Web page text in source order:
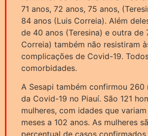
71 anos, 72 anos, 75 anos,
84 anos (Luis Correia). Além
de 40 anos (Teresina) e outra de
Correia) também não resistiram
complicações de Covid-19.
comorbidades.
A Sesapi também confirmou 260
da Covid-19 no Piauí. São 121
mulheres, com idades que
meses a 102 anos. As mulheres